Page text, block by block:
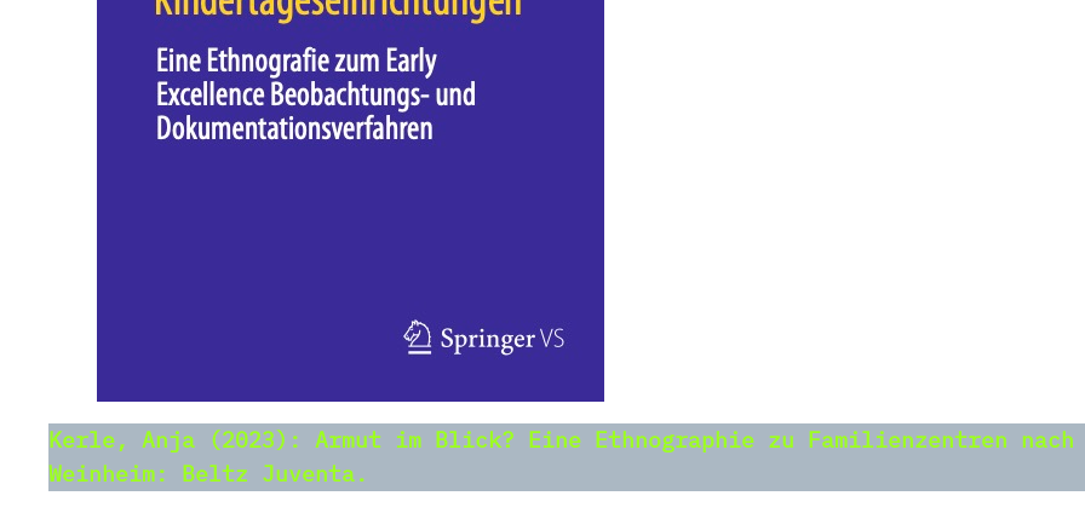
Kerle, Anja (2023): Armut im Blick? Eine Ethnographie zu Familienzentren nach
Weinheim: Beltz Juventa.